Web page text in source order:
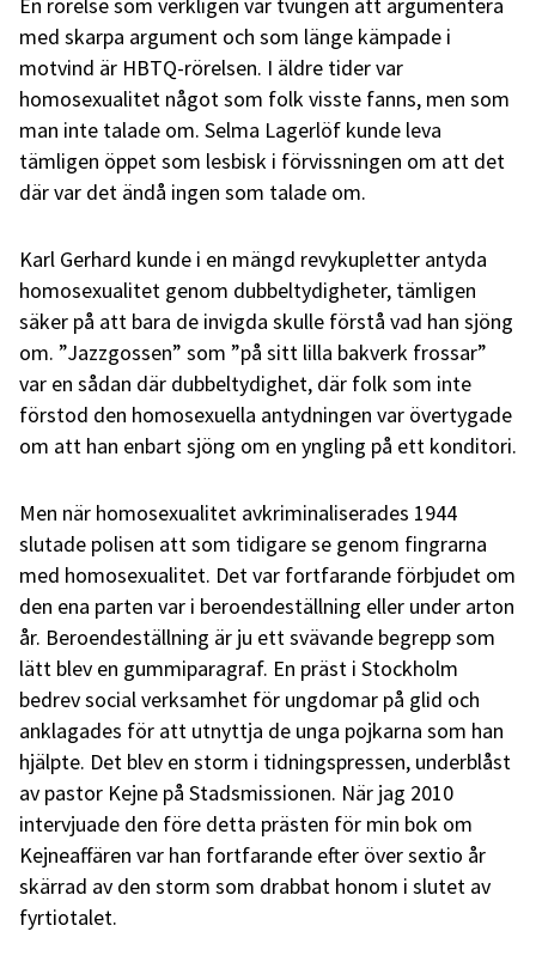
med skarpa argument och som länge kämpade i
motvind är HBTQ-rörelsen. I äldre tider var
homosexualitet något som folk visste fanns, men som
man inte talade om. Selma Lagerlöf kunde leva
tämligen öppet som lesbisk i förvissningen om att det
där var det ändå ingen som talade om.
Karl Gerhard kunde i en mängd revykupletter antyda
homosexualitet genom dubbeltydigheter, tämligen
säker på att bara de invigda skulle förstå vad han sjöng
om. ”Jazzgossen” som ”på sitt lilla bakverk frossar”
var en sådan där dubbeltydighet, där folk som inte
förstod den homosexuella antydningen var övertygade
om att han enbart sjöng om en yngling på ett konditori.
Men när homosexualitet avkriminaliserades 1944
slutade polisen att som tidigare se genom fingrarna
med homosexualitet. Det var fortfarande förbjudet om
den ena parten var i beroendeställning eller under arton
år. Beroendeställning är ju ett svävande begrepp som
lätt blev en gummiparagraf. En präst i Stockholm
bedrev social verksamhet för ungdomar på glid och
anklagades för att utnyttja de unga pojkarna som han
hjälpte. Det blev en storm i tidningspressen, underblåst
av pastor Kejne på Stadsmissionen. När jag 2010
intervjuade den före detta prästen för min bok om
Kejneaffären var han fortfarande efter över sextio år
skärrad av den storm som drabbat honom i slutet av
fyrtiotalet.